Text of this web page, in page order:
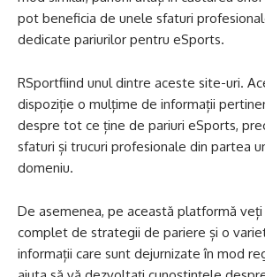
pot beneficia de unele sfaturi
dedicate pariurilor pentru eSports.
RSportfiind unul dintre aceste site-uri.
dispoziție o mulțime de informații
despre tot ce ține de pariuri eSports,
sfaturi și trucuri profesionale din partea
domeniu.
De asemenea, pe această platformă
complet de strategii de pariere și o
informații care sunt dejurnizate în mod